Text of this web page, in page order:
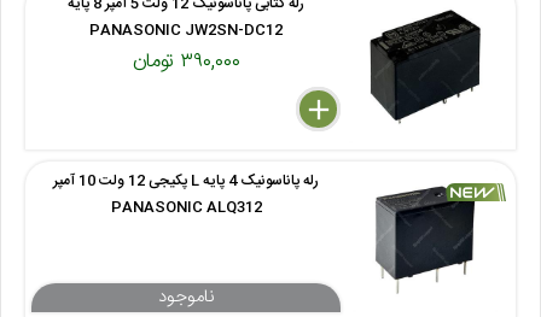
PANASONIC JW2SN-DC12
۳۹۰,۰۰۰ تومان
delete
remove
add
رله پاناسونیک 4 پایه L پکیجی 12 ولت 10 آمپر
PANASONIC ALQ312